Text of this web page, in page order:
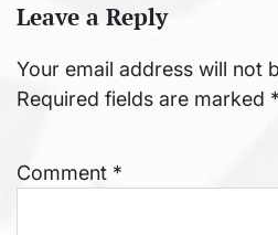
Leave a Reply
Your email address will not
Required fields are marked *
Comment *